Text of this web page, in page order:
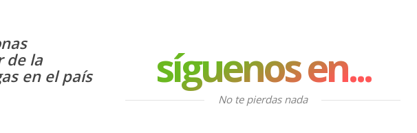
de la
en el país
síguenos en...
No te pierdas nada